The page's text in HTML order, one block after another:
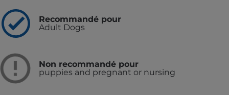
Recommandé pour
Adult Dogs
Non recommandé pour
puppies and pregnant or nursing